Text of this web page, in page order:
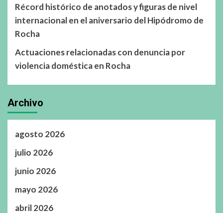
Récord histórico de anotados y figuras de nivel
internacional en el aniversario del Hipódromo de
Rocha
Actuaciones relacionadas con denuncia por
violencia doméstica en Rocha
Archivo
agosto 2026
julio 2026
junio 2026
mayo 2026
abril 2026